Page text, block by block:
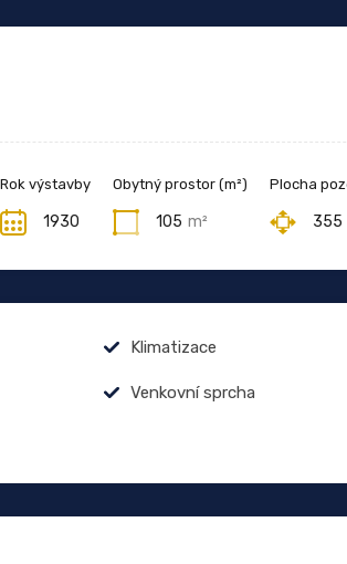
Rok výstavby
1930
Obytný prostor (m²)
105 m²
Plocha
355
Klimatizace
Venkovní sprcha